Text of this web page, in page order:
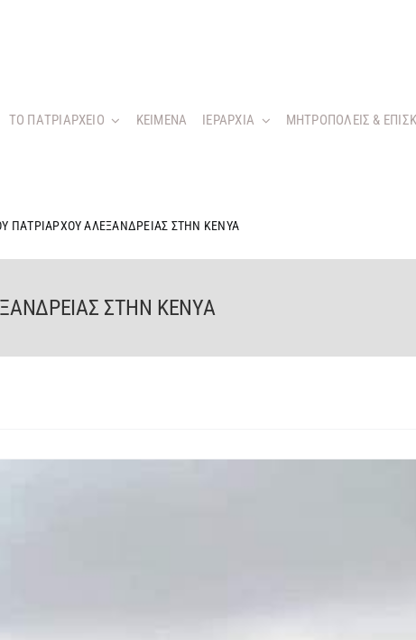
ΤΟ ΠΑΤΡΙΑΡΧΕΙΟ KEIMENA ΙΕΡΑΡΧΙΑ ΜΗΤΡΟΠΟΛΕΙΣ &
ΠΑΤΡΙΑΡΧΟΥ ΑΛΕΞΑΝΔΡΕΙΑΣ ΣΤΗΝ ΚΕΝΥΑ
ΣΤΗΝ ΚΕΝΥΑ